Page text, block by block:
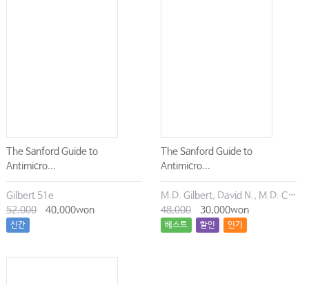
The Sanford Guide to
Antimicro...
Gilbert 51e
52,000
40,000won
신간
The Sanford Guide to
Antimicro...
M.D. Gilbert, David N., M.D. Chambers, Henry F., M.D. Eliopoulos, George M., M.D. Saag, Michael S., M.D. Pavia, Andrew T.
48,000
30,000won
베스트 할인 인기